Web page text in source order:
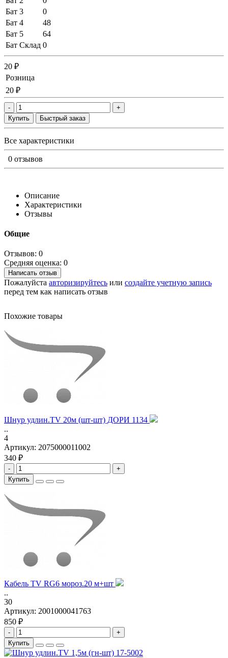
Бат 3
0
Бат 4
48
Бат 5
64
Бат Склад 0
20 ₽
Розница
20 ₽
-
+
Купить
Быстрый заказ
Все характеристики
0 отзывов
Описание
Характеристики
Отзывы
Общие
Отзывов: 0
Средняя оценка: 0
Написать отзыв
Пожалуйста авторизируйтесь или создайте учетную запись
перед тем как написать отзыв
Похожие товары
Шнур удлин.TV 20м (шт-шт) ДОРИ 1134
..
4
Артикул: 2075000011002
340 ₽
-
+
Купить
Кабель TV RG6 мороз.20 м+шт
..
30
Артикул: 2001000041763
850 ₽
-
+
Купить